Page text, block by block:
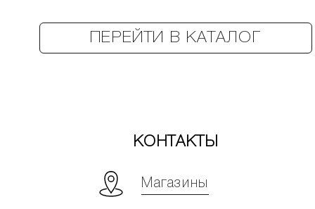
ПЕРЕЙТИ В КАТАЛОГ
КОНТАКТЫ
Магазины